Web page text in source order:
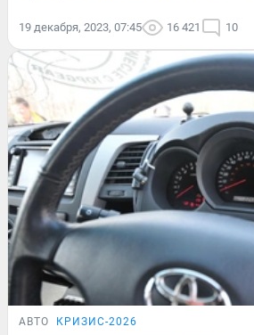
19 декабря, 2023, 07:45 16 421 10
АВТО КРИЗИС-2026